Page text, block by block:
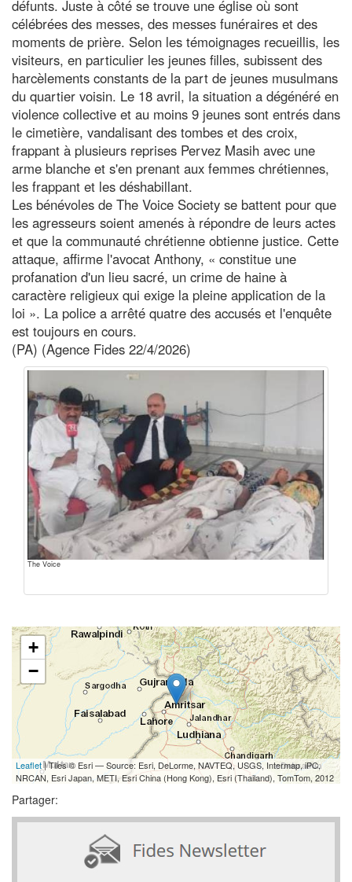
défunts. Juste à côté se trouve une église où sont
célébrées des messes, des messes funéraires et des
moments de prière. Selon les témoignages recueillis, les
visiteurs, en particulier les jeunes filles, subissent des
harcèlements constants de la part de jeunes musulmans
du quartier voisin. Le 18 avril, la situation a dégénéré en
violence collective et au moins 9 jeunes sont entrés dans
le cimetière, vandalisant des tombes et des croix,
frappant à plusieurs reprises Pervez Masih avec une
arme blanche et s'en prenant aux femmes chrétiennes,
les frappant et les déshabillant.
Les bénévoles de The Voice Society se battent pour que
les agresseurs soient amenés à répondre de leurs actes
et que la communauté chrétienne obtienne justice. Cette
attaque, affirme l'avocat Anthony, « constitue une
profanation d'un lieu sacré, un crime de haine à
caractère religieux qui exige la pleine application de la
loi ». La police a arrêté quatre des accusés et l'enquête
est toujours en cours.
(PA) (Agence Fides 22/4/2026)
The Voice
+
−
Leaflet| Tiles © Esri — Source: Esri, DeLorme, NAVTEQ, USGS, Intermap, iPC,
NRCAN, Esri Japan, METI, Esri China (Hong Kong), Esri (Thailand), TomTom, 2012
Partager: